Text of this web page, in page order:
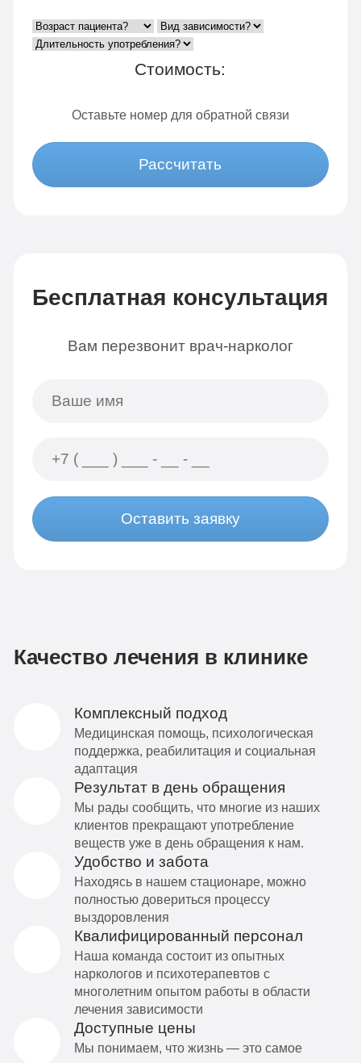
Стоимость:
Оставьте номер для обратной связи
Рассчитать
Бесплатная консультация
Вам перезвонит врач-нарколог
Оставить заявку
Качество лечения в клинике
Комплексный подход
Медицинская помощь, психологическая
поддержка, реабилитация и социальная
адаптация
Результат в день обращения
Мы рады сообщить, что многие из наших
клиентов прекращают употребление
веществ уже в день обращения к нам.
Удобство и забота
Находясь в нашем стационаре, можно
полностью довериться процессу
выздоровления
Квалифицированный персонал
Наша команда состоит из опытных
наркологов и психотерапевтов с
многолетним опытом работы в области
лечения зависимости
Доступные цены
Мы понимаем, что жизнь — это самое